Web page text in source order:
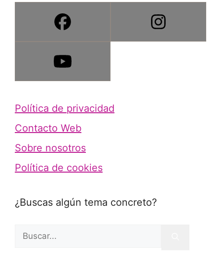
Política de privacidad
Contacto Web
Sobre nosotros
Política de cookies
¿Buscas algún tema concreto?